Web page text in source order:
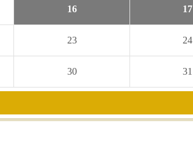
16 17
23 24
30 31